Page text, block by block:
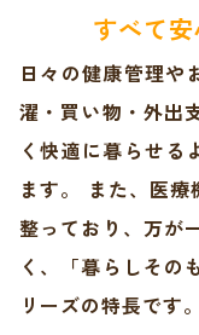
すべて安
日々の健康管理や
濯・買い物・外出
く快適に暮らせる
ます。 また、医
整っており、万が
く、「暮らしその
リーズの特長です。